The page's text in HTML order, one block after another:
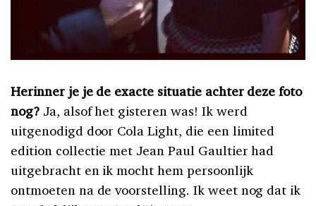
Herinner je je de exacte situatie achter deze foto
nog?Ja, alsof het gisteren was! Ik werd
uitgenodigd door Cola Light, die een limited
edition collectie met Jean Paul Gaultier had
uitgebracht en ik mocht hem persoonlijk
ontmoeten na de voorstelling. Ik weet nog dat ik